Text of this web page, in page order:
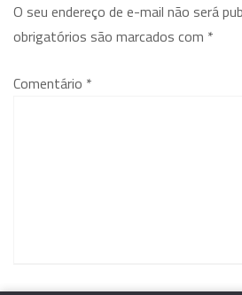
O seu endereço de e-mail não será
obrigatórios são marcados com *
Comentário *